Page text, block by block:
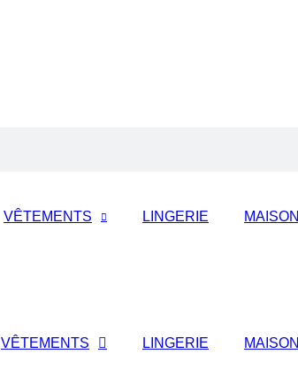
VÊTEMENTS LINGERIE MAISON
VÊTEMENTS LINGERIE MAISON